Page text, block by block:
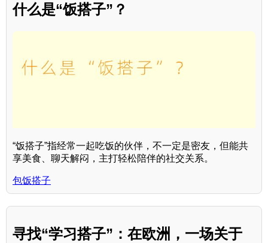
什么是“饭搭子”？
“饭搭子”指经常一起吃饭的伙伴，不一定是密友，但能共
享美食、聊天解闷，主打轻松陪伴的社交关系。
包饭搭子
寻找“学习搭子”：在欧洲，一场关于